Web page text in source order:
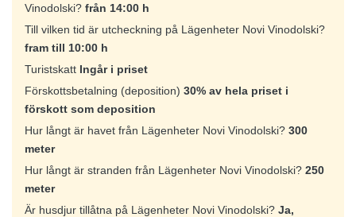
Vinodolski? från 14:00 h
Till vilken tid är utcheckning på Lägenheter Novi Vinodolski?
fram till 10:00 h
Turistskatt Ingår i priset
Förskottsbetalning (deposition) 30% av hela priset i
förskott som deposition
Hur långt är havet från Lägenheter Novi Vinodolski? 300
meter
Hur långt är stranden från Lägenheter Novi Vinodolski? 250
meter
Är husdjur tillåtna på Lägenheter Novi Vinodolski? Ja,